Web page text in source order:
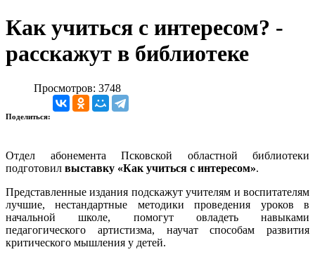
Как учиться с интересом? -
расскажут в библиотеке
Просмотров: 3748
Поделиться:
Отдел абонемента Псковской областной библиотеки
подготовил выставку «Как учиться с интересом».
Представленные издания подскажут учителям и воспитателям
лучшие, нестандартные методики проведения уроков в
начальной школе, помогут овладеть навыками
педагогического артистизма, научат способам развития
критического мышления у детей.